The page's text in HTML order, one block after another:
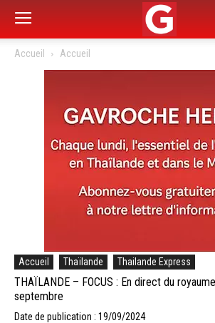
Accueil Accueil
Accueil Thaïlande Thailande Express
THAÏLANDE – FOCUS : En direct du
septembre
Date de publication : 19/09/2024